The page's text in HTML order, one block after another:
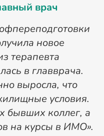
врач
новое
терапевта
в главврача.
выросла, что
условия.
бывших коллег, а
на курсы в ИМО».